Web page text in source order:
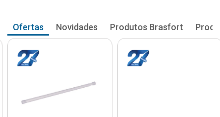
Ofertas Novidades Produtos Brasfort